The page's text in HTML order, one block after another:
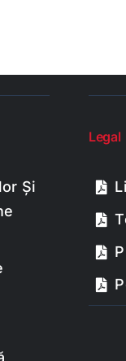
Și
Legal